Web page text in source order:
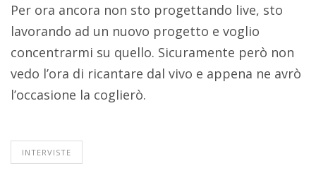
Per ora ancora non sto progettando live, sto
lavorando ad un nuovo progetto e voglio
concentrarmi su quello. Sicuramente però non
vedo l’ora di ricantare dal vivo e appena ne avrò
l’occasione la coglierò.
INTERVISTE